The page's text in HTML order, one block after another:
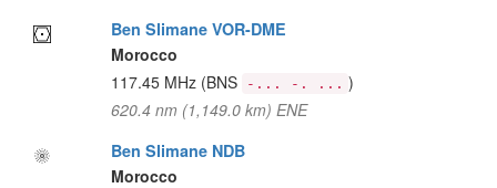
Ben Slimane VOR-DME
Morocco
117.45 MHz (BNS -... -. ... )
620.4 nm (1,149.0 km) ENE
Ben Slimane NDB
Morocco